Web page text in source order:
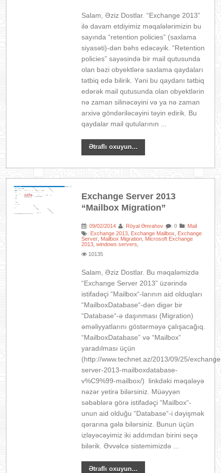
Salam, Əziz Dostlar. “Exchange 2013”
ilə davam etdiyimiz məqalələrimizin bu
sayında “retention policies” (saxlama
siyasəti)-dən bəhs edəcəyik. “Retention
policies” sayəsində bir mail qutusunda
olan bəzi obyektlərə saxlama qaydaları
tətbiq edə bilirik. Yəni bu qaydanı tətbiq
edərək mail qutusunda olan obyektlərin
nə zaman silinəcəyini və ya nə zaman
arxivə göndəriləcəyini təyin edirik. Bu
qaydalar mail qutularının ...
Ətraflı oxuyun...
Exchange Server 2013
“Mailbox Migration”
:09/02/2014 : Röyal Əmrahov : 0 : Mail
: Exchange 2013 Exchange Mailbox
Exchange
Server Mailbox Migration Microsoft Exchange
2013 ,windows servers
10135
Salam, Əziz Dostlar. Bu məqaləmizdə
“Exchange Server 2013” üzərində
istifadəçi “Mailbox“-larının aid olduqları
“MailboxDatabase“-dən digər bir
“Database“-ə daşınması (Migration)
əməliyyatlarını göstərməyə çalışacağıq.
“MailboxDatabase” və “Mailbox”
yaradılması üçün
(http://www.technet.az/2013/09/25/
server-2013-mailboxdatabase-
v%C9%99-mailbox/) linkdəki məqaləyə
nəzər yetirə bilərsiniz. Müəyyən
səbəblərə görə istifadəçi “Mailbox“-
unun aid olduğu “Database“-i dəyişmək
qərarına gələ bilərsiniz. Bunun üçün
izləyəcəyimiz iki addımdan birini seçə
bilərik. Əvvəlcə sistemimizdə ...
Ətraflı oxuyun...